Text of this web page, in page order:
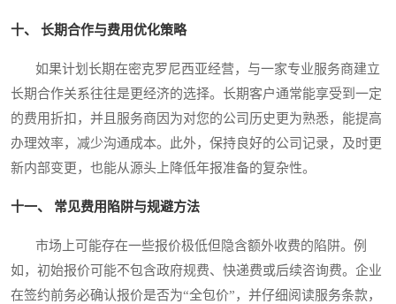
十、 长期合作与费用优化策略
如果计划长期在密克罗尼西亚经营，与一家专业服务商建立
长期合作关系往往是更经济的选择。长期客户通常能享受到一定
的费用折扣，并且服务商因为对您的公司历史更为熟悉，能提高
办理效率，减少沟通成本。此外，保持良好的公司记录，及时更
新内部变更，也能从源头上降低年报准备的复杂性。
十一、 常见费用陷阱与规避方法
市场上可能存在一些报价极低但隐含额外收费的陷阱。例
如，初始报价可能不包含政府规费、快递费或后续咨询费。企业
在签约前务必确认报价是否为“全包价”，并仔细阅读服务条款，